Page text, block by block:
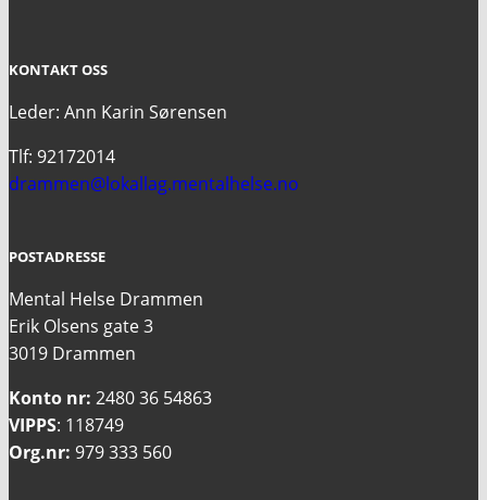
KONTAKT OSS
Leder: Ann Karin Sørensen
Tlf: 92172014
drammen@lokallag.mentalhelse.no
POSTADRESSE
Mental Helse Drammen
Erik Olsens gate 3
3019 Drammen
Konto nr: 2480 36 54863
VIPPS: 118749
Org.nr: 979 333 560